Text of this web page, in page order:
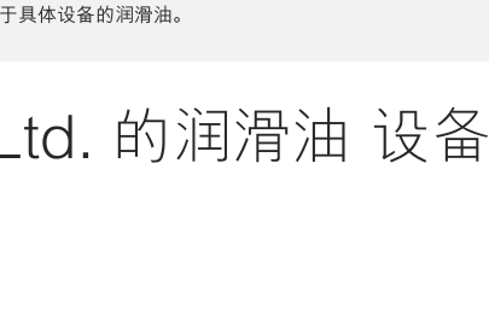
具体设备的润滑油。
的润滑油 设备